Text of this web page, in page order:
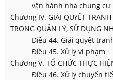
vận hành nhà chung cư
Chương IV. GIẢI QUYẾT TRANH
TRONG QUẢN LÝ, SỬ DỤNG
Điều 44. Giải quyết
Điều 45. Xử lý vi phạm
Chương V. TỔ CHỨC THỰC
Điều 46. Xử lý chuyển